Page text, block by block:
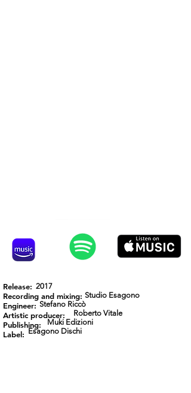
Release:
Recording and mixing:
Engineer:
Artistic producer:
Publishing:
Label:
2017
Studio Esagono
Stefano Riccò
Roberto Vitale
Esagono Dischi
Muki Edizioni